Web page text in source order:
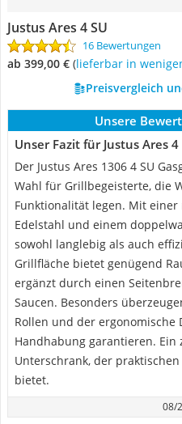
Justus Ares 4 SU
16 Bewertungen
ab 399,00 € ( Lieferbar in
Preisvergleich
Unsere
Unser Fazit für Justus Ares 4
Der Justus Ares 1306 4 SU
Wahl für Grillbegeisterte, die
Funktionalität legen. Mit
Edelstahl und einem
sowohl langlebig als auch
Grillfläche bietet genügend
ergänzt durch einen
Saucen. Besonders
Rollen und der ergonomische
Handhabung garantieren.
Unterschrank, der
bietet.
08/